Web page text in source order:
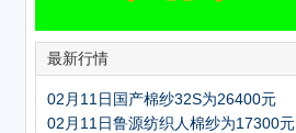
最新行情
02月11日国产棉纱32S为26400元
02月11日鲁源纺织人棉纱为17300元